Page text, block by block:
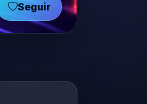
Seguir